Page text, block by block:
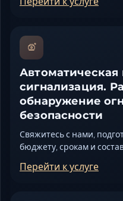
Автоматическая
сигнализация.
обнаружение
безопасности
Свяжитесь с нами,
бюджету, срокам и
Перейти к услуге